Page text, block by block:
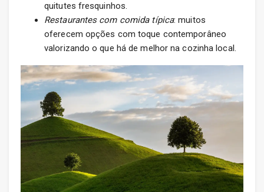
quitutes fresquinhos.
Restaurantes com comida típica: muitos
oferecem opções com toque contemporâneo
valorizando o que há de melhor na cozinha local.